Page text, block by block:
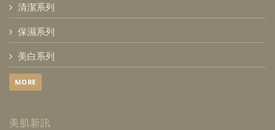
清潔系列
保濕系列
美白系列
MORE
美肌新訊